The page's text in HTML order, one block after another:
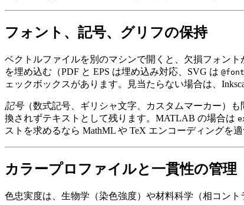
フォント、記号、グリフの保持
ベクトルファイルを別のマシンで開くと、欠損フォン
を埋め込む （PDF と EPS は埋め込み対応、SVG は
ェックボックスがあります。見当たらない場合は、
記号（数式記号、ギリシャ文字、カスタムマーカー）
換されずテキストとして残ります。MATLAB の場合は
ストを求めるなら MathML や TeX エンコーディングを
カラープロファイルと一貫性の管理
色忠実度は、生物学（染色強度）や材料科学（相コン